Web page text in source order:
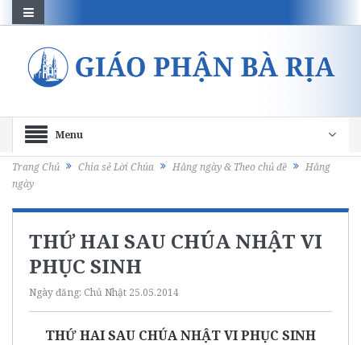
Menu
Trang Chủ Chia sẻ Lời Chúa Hằng ngày & Theo chủ đề
Hằng
ngày
THỨ HAI SAU CHÚA NHẬT VI
PHỤC SINH
Ngày đăng: Chủ Nhật 25.05.2014
THỨ HAI SAU CHÚA NHẬT VI PHỤC SINH